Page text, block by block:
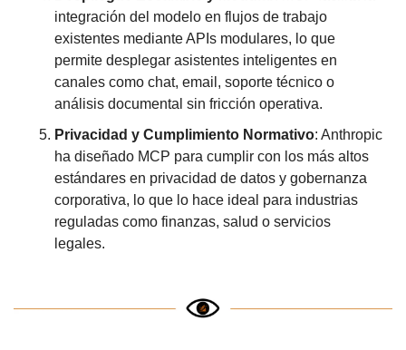
integración del modelo en flujos de trabajo
existentes mediante APIs modulares, lo que
permite desplegar asistentes inteligentes en
canales como chat, email, soporte técnico o
análisis documental sin fricción operativa.
Privacidad y Cumplimiento Normativo: Anthropic
ha diseñado MCP para cumplir con los más altos
estándares en privacidad de datos y gobernanza
corporativa, lo que lo hace ideal para industrias
reguladas como finanzas, salud o servicios
legales.